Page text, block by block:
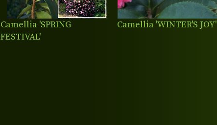
Camellia 'SPRING
FESTIVAL'
Camellia 'WINTER'S JOY'